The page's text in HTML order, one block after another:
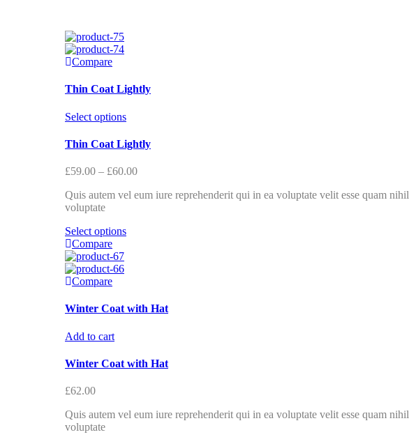
Compare
Thin Coat Lightly
Select options
Thin Coat Lightly
£59.00 – £60.00
Quis autem vel eum iure reprehenderit qui in ea voluptate velit esse quam
voluptate
Select options
Compare
Compare
Winter Coat with Hat
Add to cart
Winter Coat with Hat
£62.00
Quis autem vel eum iure reprehenderit qui in ea voluptate velit esse quam
voluptate